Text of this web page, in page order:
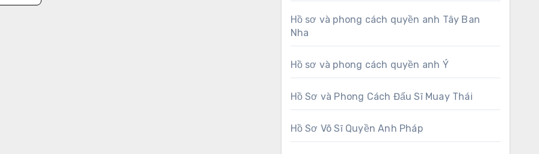
Hồ sơ và phong cách quyền anh Tây Ban
Nha
Hồ sơ và phong cách quyền anh Ý
Hồ Sơ và Phong Cách Đấu Sĩ Muay Thái
Hồ Sơ Võ Sĩ Quyền Anh Pháp